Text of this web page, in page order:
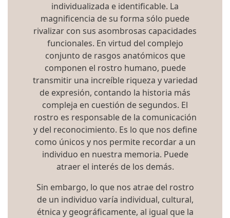
individualizada e identificable. La
magnificencia de su forma sólo puede
rivalizar con sus asombrosas capacidades
funcionales. En virtud del complejo
conjunto de rasgos anatómicos que
componen el rostro humano, puede
transmitir una increíble riqueza y variedad
de expresión, contando la historia más
compleja en cuestión de segundos. El
rostro es responsable de la comunicación
y del reconocimiento. Es lo que nos define
como únicos y nos permite recordar a un
individuo en nuestra memoria. Puede
atraer el interés de los demás.
Sin embargo, lo que nos atrae del rostro
de un individuo varía individual, cultural,
étnica y geográficamente, al igual que la